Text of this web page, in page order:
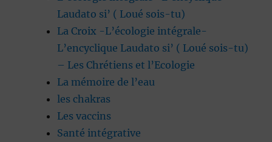
Laudato si’ ( Loué sois-tu)
La Croix -L’écologie intégrale-
L’encyclique Laudato si’ ( Loué sois-tu)
– Les Chrétiens et l’Ecologie
La mémoire de l’eau
les chakras
Les vaccins
Santé intégrative